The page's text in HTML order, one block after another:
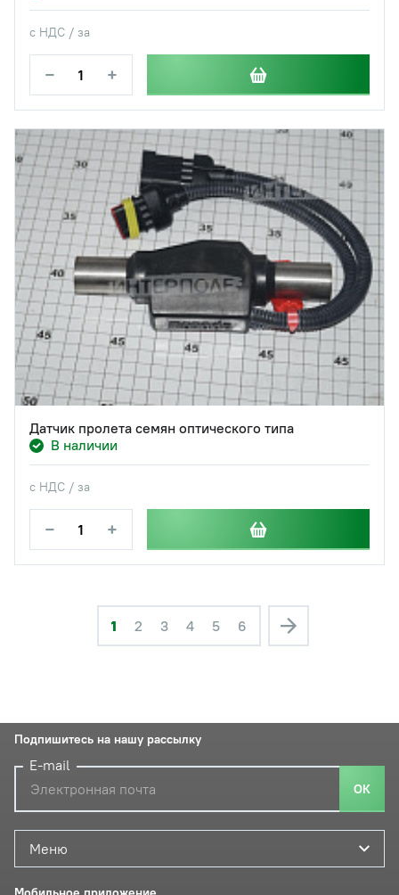
с НДС / за
− +
Датчик пролета семян оптического типа
В наличии
с НДС / за
− +
1 2 3 4 5 6
Меню
Подпишитесь на нашу рассылку
E-mail
ОК